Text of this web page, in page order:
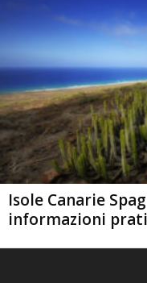
Isole Canarie
informazioni